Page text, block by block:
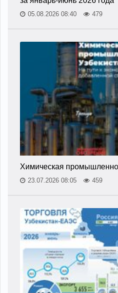
05.08.2026 08:40 479
Химическая
23.07.2026 08:05 459